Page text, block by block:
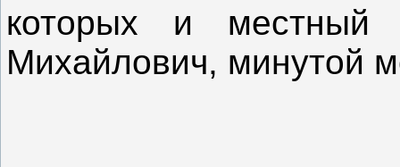
которых и местный
Михайлович, минутой